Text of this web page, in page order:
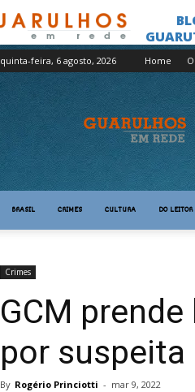
quinta-feira, 6 agosto, 2026 Home
Guarulhos
em
Rede
BRASIL CRIMES CULTURA DO LEITOR
Crimes
GCM
por
By Rogério Princiotti - mar 9, 2022